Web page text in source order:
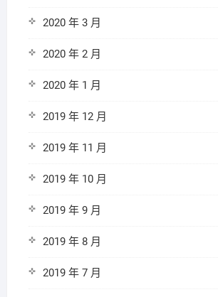
2020 年 3 月
2020 年 2 月
2020 年 1 月
2019 年 12 月
2019 年 11 月
2019 年 10 月
2019 年 9 月
2019 年 8 月
2019 年 7 月